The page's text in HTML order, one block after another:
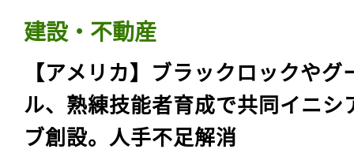
建設・不動産
【アメリカ】ブラックロックやグ
ル、熟練技能者育成で共同イニシ
ブ創設。人手不足解消